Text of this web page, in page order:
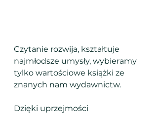
Czytanie rozwija, kształtuje
najmłodsze umysły, wybieramy
tylko wartościowe książki ze
znanych nam wydawnictw.
Dzięki uprzejmości